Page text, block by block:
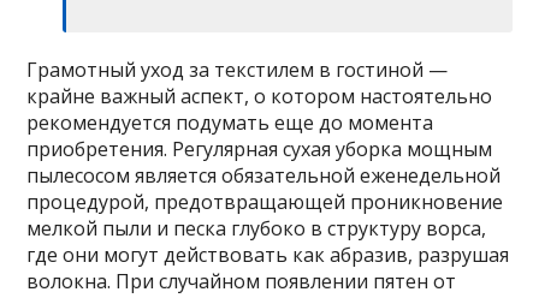
Грамотный уход за текстилем в гостиной —
крайне важный аспект, о котором настоятельно
рекомендуется подумать еще до момента
приобретения. Регулярная сухая уборка мощным
пылесосом является обязательной еженедельной
процедурой, предотвращающей проникновение
мелкой пыли и песка глубоко в структуру ворса,
где они могут действовать как абразив, разрушая
волокна. При случайном появлении пятен от